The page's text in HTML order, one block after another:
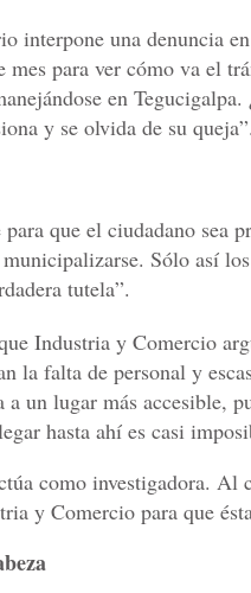
interpone una denuncia
mes para ver cómo va el
en
y se olvida de su queja”.
para que el ciudadano sea
Sólo así
tutela”.
Industria y Comercio
la falta de personal y
un lugar más accesible,
hasta ahí es casi
como investigadora.
y Comercio para que